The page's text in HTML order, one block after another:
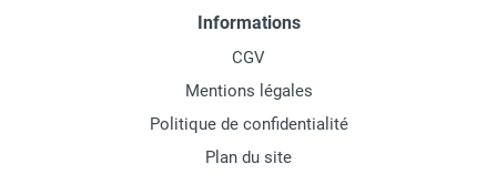
Informations
CGV
Mentions légales
Politique de confidentialité
Plan du site